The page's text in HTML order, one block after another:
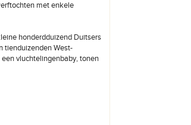
met enkele
honderdduizend Duitsers
tienduizenden West-
vluchtelingenbaby, tonen